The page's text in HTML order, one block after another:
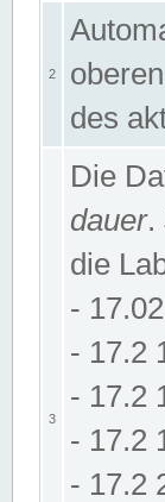
2
des
3
Die
dauer.
die
-
- 17.2
- 17.2
- 17.2
- 17.2